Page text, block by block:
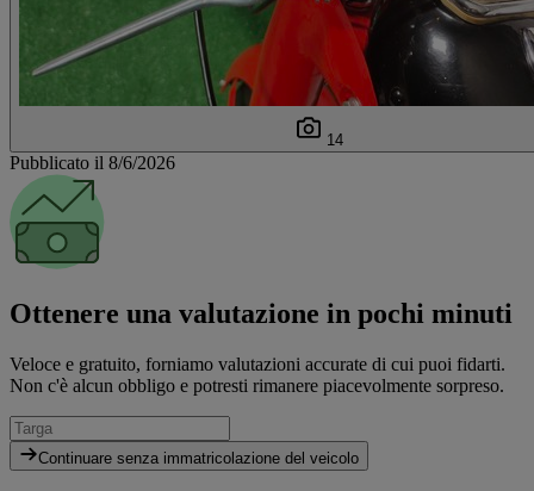
14
Pubblicato il 8/6/2026
Ottenere una valutazione in pochi minuti
Veloce e gratuito, forniamo valutazioni accurate di cui puoi fidarti.
Non c'è alcun obbligo e potresti rimanere piacevolmente sorpreso.
Continuare senza immatricolazione del veicolo